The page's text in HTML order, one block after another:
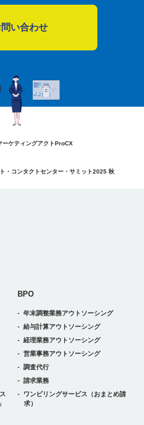
問い合わせ
ーケティングアクトProCX
・コンタクトセンター・サミット2025 秋
BPO
年末調整業務アウトソーシング
給与計算アウトソーシング
経理業務アウトソーシング
営業事務アウトソーシング
調査代行
請求業務
ワンビリングサービス （おまとめ請
求）